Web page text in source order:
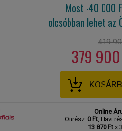
Most -40 000
olcsóbban lehet az
419
379
Online
Önrész: 0 Ft, Havi
13 870 Ft x